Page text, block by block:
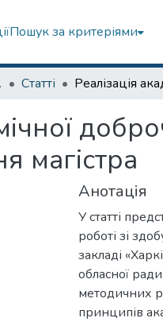
Пошук за критеріями
Статті
магістра
Анотація
У статті
роботі зі
закладі
обласної
методичних
принципів